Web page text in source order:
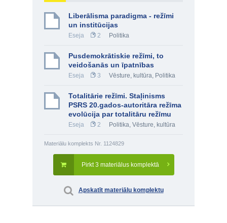
Liberālisma paradigma - režīmi
un institūcijas
Eseja 2 Politika
Pusdemokrātiskie režīmi, to
veidošanās un īpatnības
Eseja 3 Vēsture, kultūra, Politika
Totalitārie režīmi. Staļinisms
PSRS 20.gados-autoritāra režīma
evolūcija par totalitāru režīmu
Eseja 2 Politika, Vēsture, kultūra
Materiālu komplekts Nr. 1124829
Pirkt 3 materiālus komplektā
Apskatīt materiālu komplektu